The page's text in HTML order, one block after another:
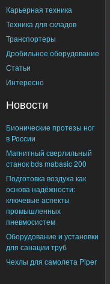
Карьерная техника
Техника для складов
Транспортеры
Дробильное оборудование
Статьи
Интересно
Новости
Бионические протезы ног
в России
Магнитный сверлильный
станок bds mabasic 200
Подготовка воздуха как
основа надёжности:
ключевые аспекты
промышленных
пневмосистем
Оборудование и установки
для санации труб
Чехлы для самолета Piper